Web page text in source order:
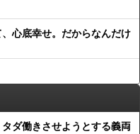
心底幸せ。だからなんだけ
ダ働きさせようとする義両